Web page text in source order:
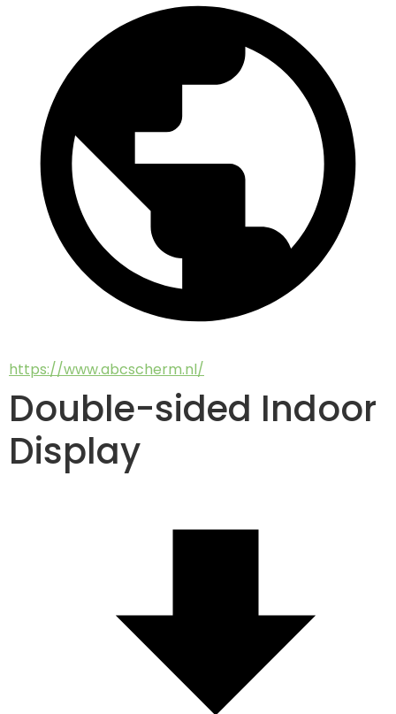
https://www.abcscherm.nl/
Double-sided Indoor
Display